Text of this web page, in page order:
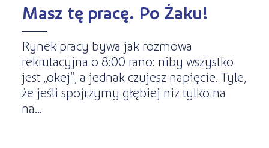
Masz tę pracę. Po Żaku!
Rynek pracy bywa jak rozmowa
rekrutacyjna o 8:00 rano: niby wszystko
jest „okej”, a jednak czujesz napięcie. Tyle,
że jeśli spojrzymy głębiej niż tylko na
na...